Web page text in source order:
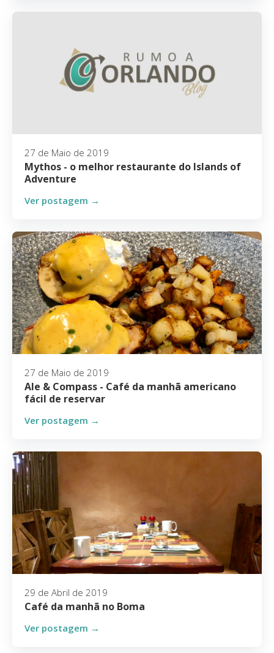
27 de Maio de 2019
Mythos - o melhor restaurante do Islands of
Adventure
Ver postagem →
27 de Maio de 2019
Ale & Compass - Café da manhã americano
fácil de reservar
Ver postagem →
29 de Abril de 2019
Café da manhã no Boma
Ver postagem →